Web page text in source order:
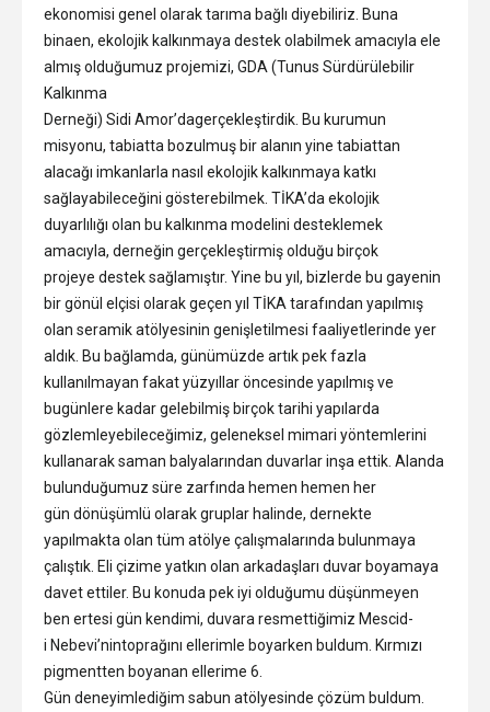
ekonomisi genel olarak tarıma bağlı diyebiliriz. Buna
binaen, ekolojik kalkınmaya destek olabilmek amacıyla ele
almış olduğumuz projemizi, GDA (Tunus Sürdürülebilir
Kalkınma
Derneği) Sidi Amor’dagerçekleştirdik. Bu kurumun
misyonu, tabiatta bozulmuş bir alanın yine tabiattan
alacağı imkanlarla nasıl ekolojik kalkınmaya katkı
sağlayabileceğini gösterebilmek. TİKA’da ekolojik
duyarlılığı olan bu kalkınma modelini desteklemek
amacıyla, derneğin gerçekleştirmiş olduğu birçok
projeye destek sağlamıştır. Yine bu yıl, bizlerde bu gayenin
bir gönül elçisi olarak geçen yıl TİKA tarafından yapılmış
olan seramik atölyesinin genişletilmesi faaliyetlerinde yer
aldık. Bu bağlamda, günümüzde artık pek fazla
kullanılmayan fakat yüzyıllar öncesinde yapılmış ve
bugünlere kadar gelebilmiş birçok tarihi yapılarda
gözlemleyebileceğimiz, geleneksel mimari yöntemlerini
kullanarak saman balyalarından duvarlar inşa ettik. Alanda
bulunduğumuz süre zarfında hemen hemen her
gün dönüşümlü olarak gruplar halinde, dernekte
yapılmakta olan tüm atölye çalışmalarında bulunmaya
çalıştık. Eli çizime yatkın olan arkadaşları duvar boyamaya
davet ettiler. Bu konuda pek iyi olduğumu düşünmeyen
ben ertesi gün kendimi, duvara resmettiğimiz Mescid-
i Nebevi’nintoprağını ellerimle boyarken buldum. Kırmızı
pigmentten boyanan ellerime 6.
Gün deneyimlediğim sabun atölyesinde çözüm buldum.